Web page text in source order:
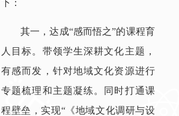
下：
其一，达成“感而悟之”的课程育
人目标。带领学生深耕文化主题，
有感而发，针对地域文化资源进行
专题梳理和主题凝练。同时打通课
程壁垒，实现“《地域文化调研与设